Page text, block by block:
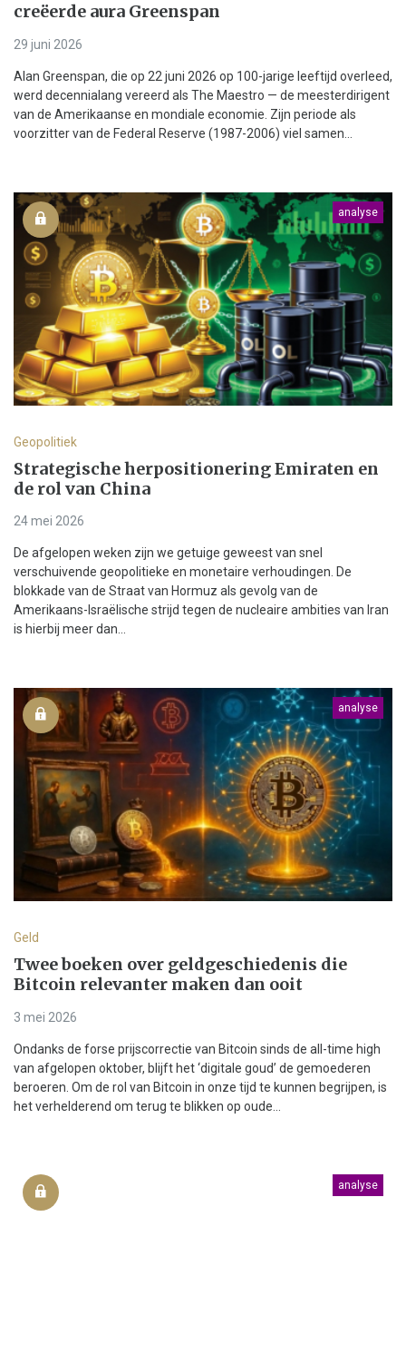
creëerde aura Greenspan
29 juni 2026
Alan Greenspan, die op 22 juni 2026 op 100-jarige leeftijd overleed,
werd decennialang vereerd als The Maestro — de meesterdirigent
van de Amerikaanse en mondiale economie. Zijn periode als
voorzitter van de Federal Reserve (1987-2006) viel samen...
analyse
Geopolitiek
Strategische herpositionering Emiraten en
de rol van China
24 mei 2026
De afgelopen weken zijn we getuige geweest van snel
verschuivende geopolitieke en monetaire verhoudingen. De
blokkade van de Straat van Hormuz als gevolg van de
Amerikaans-Israëlische strijd tegen de nucleaire ambities van Iran
is hierbij meer dan...
analyse
Geld
Twee boeken over geldgeschiedenis die
Bitcoin relevanter maken dan ooit
3 mei 2026
Ondanks de forse prijscorrectie van Bitcoin sinds de all-time high
van afgelopen oktober, blijft het ‘digitale goud’ de gemoederen
beroeren. Om de rol van Bitcoin in onze tijd te kunnen begrijpen, is
het verhelderend om terug te blikken op oude...
analyse